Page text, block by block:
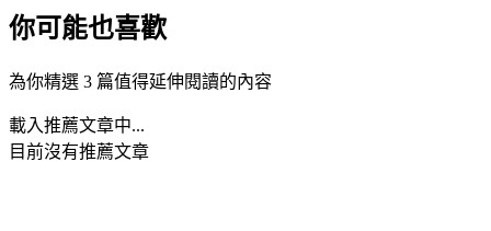
你可能也喜歡
為你精選 3 篇值得延伸閱讀的內容
載入推薦文章中...
目前沒有推薦文章